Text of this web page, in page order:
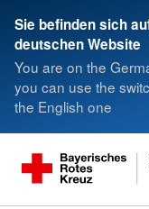
Sie befinden sich
deutschen Website
You are on the
you can use the
the English one